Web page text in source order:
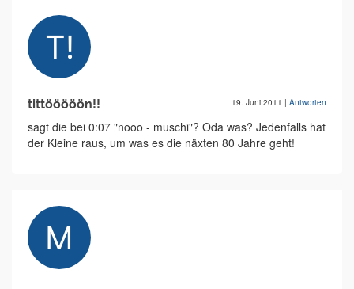
tittööööön!! 19. Juni 2011 | Antworten
sagt die bei 0:07 "nooo - muschi"? Oda was? Jedenfalls hat
der Kleine raus, um was es die näxten 80 Jahre geht!